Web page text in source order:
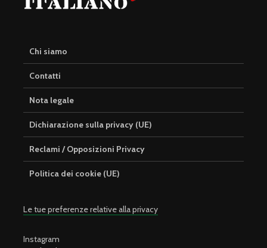
Chi siamo
Contatti
Nota legale
Dichiarazione sulla privacy (UE)
Reclami / Opposizioni Privacy
Politica dei cookie (UE)
Le tue preferenze relative alla privacy
Instagram